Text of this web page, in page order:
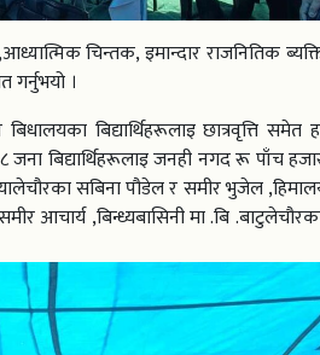
चिन्तक, इमान्दार राजनितिक
।
बिद्यार्थिहरूलाइ छात्रवृत्ति समेत
बिद्यार्थिहरूलाइ जनही नगद रू पाँच हजार
सबिना पौडेल र समीर भुजेल
आचार्य ,बिन्ध्यबासिनी मा .बि